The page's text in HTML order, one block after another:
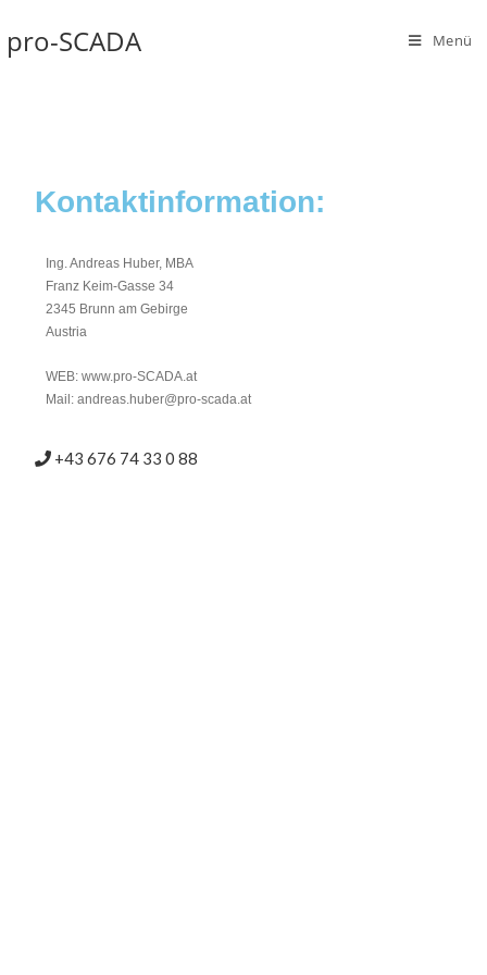
pro-SCADA Menü
Kontaktinformation:
Ing. Andreas Huber, MBA
Franz Keim-Gasse 34
2345 Brunn am Gebirge
Austria
WEB: www.pro-SCADA.at
Mail: andreas.huber@pro-scada.at
+43 676 74 33 0 88